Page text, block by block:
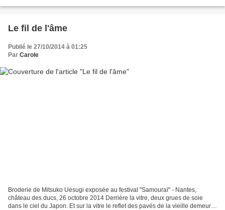
Le fil de l'âme
Publié le 27/10/2014 à 01:25
Par Carole
Broderie de Mitsuko Uesugi exposée au festival "Samouraï" - Nantes,
château des ducs, 26 octobre 2014 Derrière la vitre, deux grues de soie
dans le ciel du Japon. Et sur la vitre le reflet des pavés de la vieille demeure